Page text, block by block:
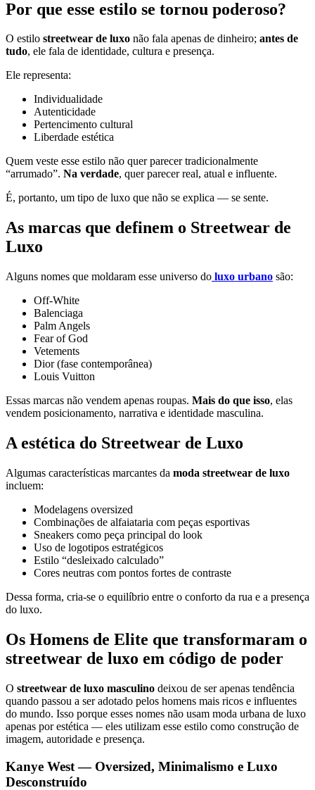
Por que esse estilo se tornou poderoso?
O estilo streetwear de luxo não fala apenas de dinheiro; antes de
tudo, ele fala de identidade, cultura e presença.
Ele representa:
Individualidade
Autenticidade
Pertencimento cultural
Liberdade estética
Quem veste esse estilo não quer parecer tradicionalmente
“arrumado”. Na verdade, quer parecer real, atual e influente.
É, portanto, um tipo de luxo que não se explica — se sente.
As marcas que definem o Streetwear de
Luxo
Alguns nomes que moldaram esse universo do luxo urbano são:
Off-White
Balenciaga
Palm Angels
Fear of God
Vetements
Dior (fase contemporânea)
Louis Vuitton
Essas marcas não vendem apenas roupas. Mais do que isso, elas
vendem posicionamento, narrativa e identidade masculina.
A estética do Streetwear de Luxo
Algumas características marcantes da moda streetwear de luxo
incluem:
Modelagens oversized
Combinações de alfaiataria com peças esportivas
Sneakers como peça principal do look
Uso de logotipos estratégicos
Estilo “desleixado calculado”
Cores neutras com pontos fortes de contraste
Dessa forma, cria-se o equilíbrio entre o conforto da rua e a presença
do luxo.
Os Homens de Elite que transformaram o
streetwear de luxo em código de poder
O streetwear de luxo masculino deixou de ser apenas tendência
quando passou a ser adotado pelos homens mais ricos e influentes
do mundo. Isso porque esses nomes não usam moda urbana de luxo
apenas por estética — eles utilizam esse estilo como construção de
imagem, autoridade e presença.
Kanye West — Oversized, Minimalismo e Luxo
Desconstruído